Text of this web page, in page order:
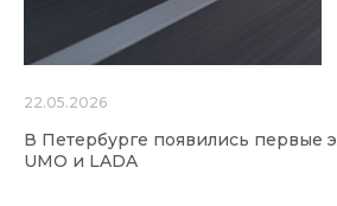
22.05.2026
В Петербурге появились первые
UMO и LADA